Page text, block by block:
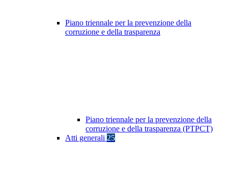
Piano triennale per la prevenzione della
corruzione e della trasparenza
Piano triennale per la prevenzione della
corruzione e della trasparenza (PTPCT)
Atti generali 25